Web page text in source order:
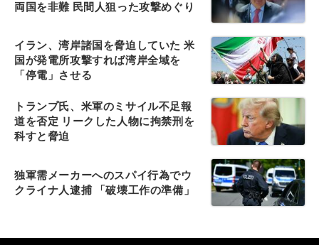
両国を非難 民間人狙った攻撃めぐり
イラン、湾岸諸国を脅迫していた 米
国が発電所攻撃すれば湾岸全域を
「停電」させる
トランプ氏、米軍のミサイル不足報
道を否定 リークした人物に拘禁刑を
科すと脅迫
独軍需メーカーへのスパイ行為でウ
クライナ人逮捕 「破壊工作の準備」